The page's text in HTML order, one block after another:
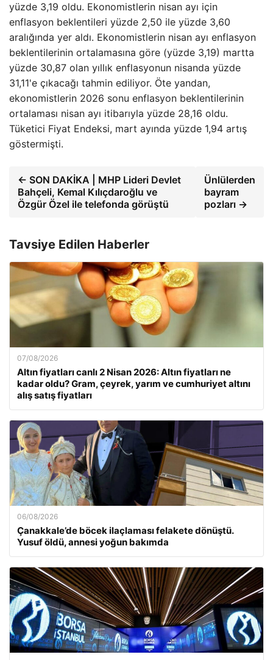
yüzde 3,19 oldu. Ekonomistlerin nisan ayı için
enflasyon beklentileri yüzde 2,50 ile yüzde 3,60
aralığında yer aldı. Ekonomistlerin nisan ayı enflasyon
beklentilerinin ortalamasına göre (yüzde 3,19) martta
yüzde 30,87 olan yıllık enflasyonun nisanda yüzde
31,11'e çıkacağı tahmin ediliyor. Öte yandan,
ekonomistlerin 2026 sonu enflasyon beklentilerinin
ortalaması nisan ayı itibarıyla yüzde 28,16 oldu.
Tüketici Fiyat Endeksi, mart ayında yüzde 1,94 artış
göstermişti.
← SON DAKİKA | MHP Lideri Devlet
Bahçeli, Kemal Kılıçdaroğlu ve
Özgür Özel ile telefonda görüştü
Ünlülerden
bayram
pozları →
Tavsiye Edilen Haberler
07/08/2026
Altın fiyatları canlı 2 Nisan 2026: Altın fiyatları ne
kadar oldu? Gram, çeyrek, yarım ve cumhuriyet altını
alış satış fiyatları
06/08/2026
Çanakkale’de böcek ilaçlaması felakete dönüştü.
Yusuf öldü, annesi yoğun bakımda